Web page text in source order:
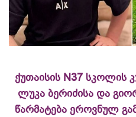
ქუთაისის N37 სკოლის
ლუკა ბერიძისა და
წარმატება ეროვნულ